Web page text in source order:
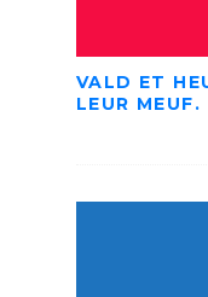
VALD ET
LEUR MEUF.